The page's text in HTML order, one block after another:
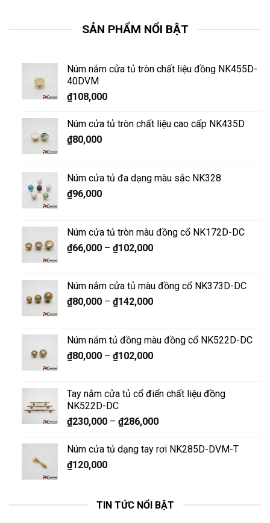
SẢN PHẨM NỔI BẬT
Núm nắm cửa tủ tròn chất liệu đồng NK455D-
40DVM
₫108,000
Núm cửa tủ tròn chất liệu cao cấp NK435D
₫80,000
Núm cửa tủ đa dạng màu sắc NK328
₫96,000
Núm cửa tủ tròn màu đồng cổ NK172D-DC
₫66,000– ₫102,000
Núm nắm cửa tủ màu đồng cổ NK373D-DC
₫80,000– ₫142,000
Núm nắm tủ đồng màu đồng cổ NK522D-DC
₫80,000– ₫102,000
Tay nắm cửa tủ cổ điển chất liệu đồng
NK522D-DC
₫230,000– ₫286,000
Núm cửa tủ dạng tay rơi NK285D-DVM-T
₫120,000
TIN TỨC NỔI BẬT